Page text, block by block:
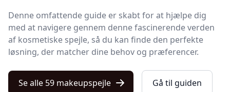
Denne omfattende guide er skabt for at hjælpe dig
med at navigere gennem denne fascinerende verden
af kosmetiske spejle, så du kan finde den perfekte
løsning, der matcher dine behov og præferencer.
Se alle 59 makeupspejle Gå til guiden